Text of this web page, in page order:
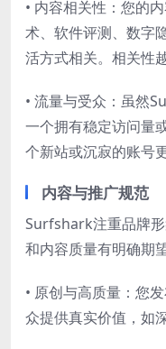
• 内容相关性：您的
术、软件评测、数字
活方式相关。相关性
• 流量与受众：虽然
一个拥有稳定访问量
个新站或沉寂的账号
内容与推广规范
Surfshark注重品牌
和内容质量有明确期望
• 原创与高质量：您
众提供真实价值，如